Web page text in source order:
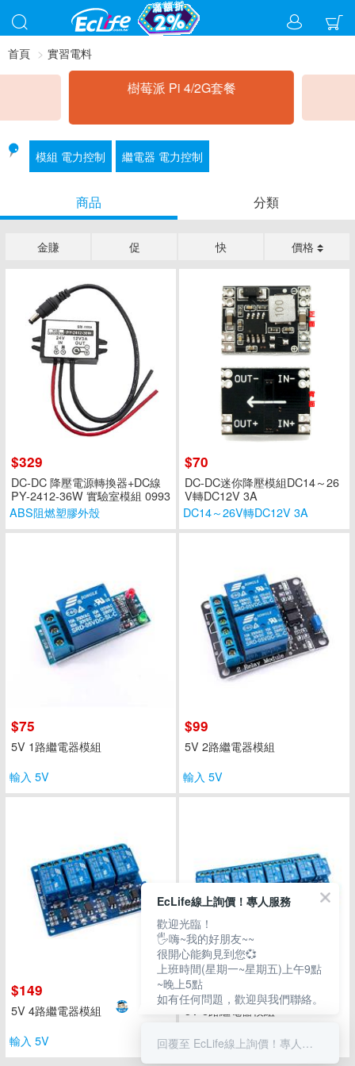
首頁 實習電料
樹莓派 Pi 4/2G套餐
模組 電力控制 繼電器 電力控制
商品 分類
金賺 促 快 價格
$329
DC-DC 降壓電源轉換器+DC線
PY-2412-36W 實驗室模組 0993
A
ABS阻燃塑膠外殼
$70
DC-DC迷你降壓模組DC14～26
V轉DC12V 3A
DC14～26V轉DC12V 3A
$75
5V 1路繼電器模組
輸入 5V
$99
5V 2路繼電器模組
輸入 5V
$149
5V 4路繼電器模組
輸入 5V
$295
5V 8路繼電器模組
輸入 5V
EcLife線上詢價！專人服務
歡迎光臨！
🖐嗨~我的好朋友~~
很開心能夠見到您💞
上班時間(星期一~星期五)上午9點
~晚上5點
如有任何問題，歡迎與我們聯絡。
回覆至 EcLife線上詢價！專人服務